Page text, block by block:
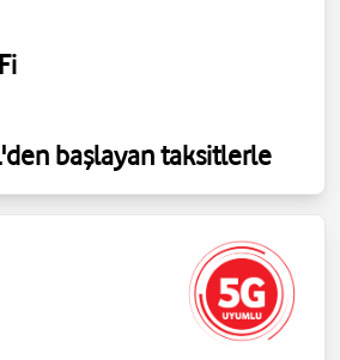
başlayan taksitlerle